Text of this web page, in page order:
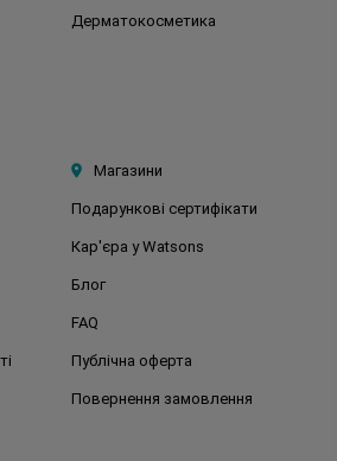
Дерматокосметика
Магазини
Подарункові сертифікати
Кар'єра у Watsons
Блог
FAQ
Публічна оферта
Повернення замовлення